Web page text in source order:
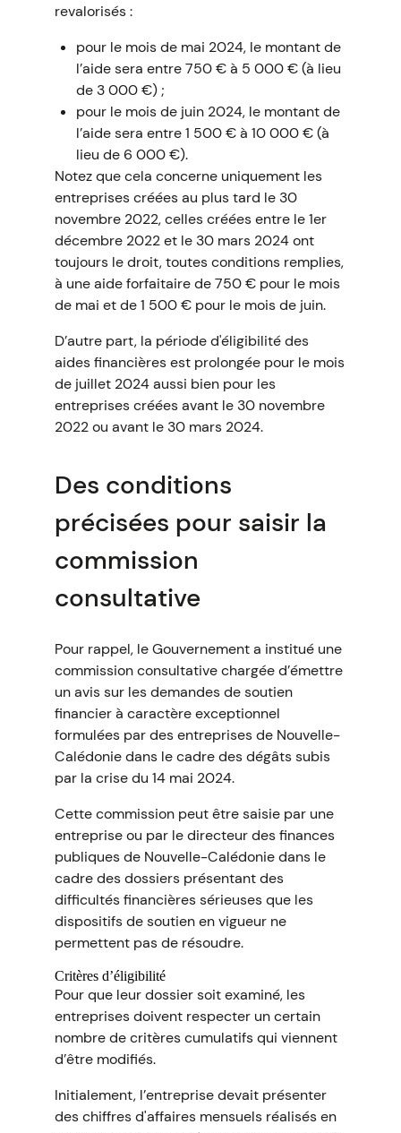
revalorisés :
pour le mois de mai 2024, le montant de
l’aide sera entre 750 € à 5 000 € (à lieu
de 3 000 €) ;
pour le mois de juin 2024, le montant de
l’aide sera entre 1 500 € à 10 000 € (à
lieu de 6 000 €).
Notez que cela concerne uniquement les
entreprises créées au plus tard le 30
novembre 2022, celles créées entre le 1er
décembre 2022 et le 30 mars 2024 ont
toujours le droit, toutes conditions remplies,
à une aide forfaitaire de 750 € pour le mois
de mai et de 1 500 € pour le mois de juin.
D’autre part, la période d'éligibilité des
aides financières est prolongée pour le mois
de juillet 2024 aussi bien pour les
entreprises créées avant le 30 novembre
2022 ou avant le 30 mars 2024.
Des conditions
précisées pour saisir la
commission
consultative
Pour rappel, le Gouvernement a institué une
commission consultative chargée d’émettre
un avis sur les demandes de soutien
financier à caractère exceptionnel
formulées par des entreprises de Nouvelle-
Calédonie dans le cadre des dégâts subis
par la crise du 14 mai 2024.
Cette commission peut être saisie par une
entreprise ou par le directeur des finances
publiques de Nouvelle-Calédonie dans le
cadre des dossiers présentant des
difficultés financières sérieuses que les
dispositifs de soutien en vigueur ne
permettent pas de résoudre.
Critères d’éligibilité
Pour que leur dossier soit examiné, les
entreprises doivent respecter un certain
nombre de critères cumulatifs qui viennent
d’être modifiés.
Initialement, l’entreprise devait présenter
des chiffres d'affaires mensuels réalisés en